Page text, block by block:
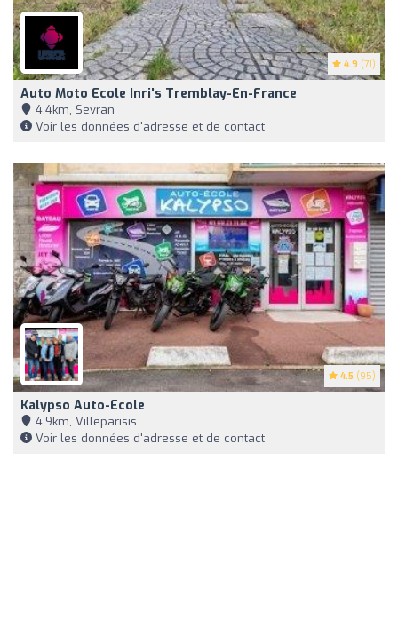
4.9 (71)
Auto Moto Ecole Inri's Tremblay-En-France
4,4km, Sevran
Voir les données d'adresse et de contact
4.5 (95)
Kalypso Auto-Ecole
4,9km, Villeparisis
Voir les données d'adresse et de contact